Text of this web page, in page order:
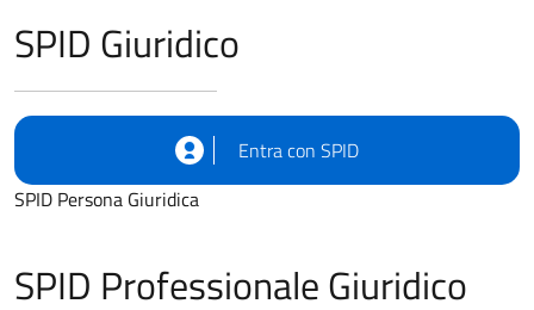
SPID Giuridico
Entra con SPID
SPID Persona Giuridica
SPID Professionale Giuridico